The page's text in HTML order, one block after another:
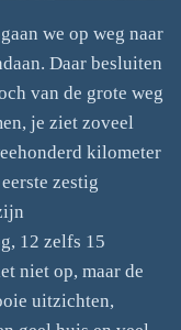
we op weg naar
Daar besluiten
van de grote weg
je ziet zoveel
kilometer
zestig
12 zelfs 15
niet op, maar de
uitzichten,